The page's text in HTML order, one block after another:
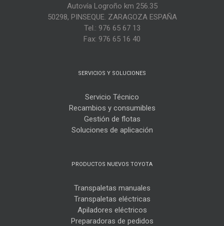
Autovía Logroño km 256.35
50298, PINSEQUE. ZARAGOZA ESPAÑA
Tel.: 976 65 67 13
Fax: 976 65 16 40
SERVICIOS Y SOLUCIONES
Servicio Técnico
Recambios y consumibles
Gestión de flotas
Soluciones de aplicación
PRODUCTOS NUEVOS TOYOTA
Transpaletas manuales
Transpaletas eléctricas
Apiladores eléctricos
Preparadoras de pedidos